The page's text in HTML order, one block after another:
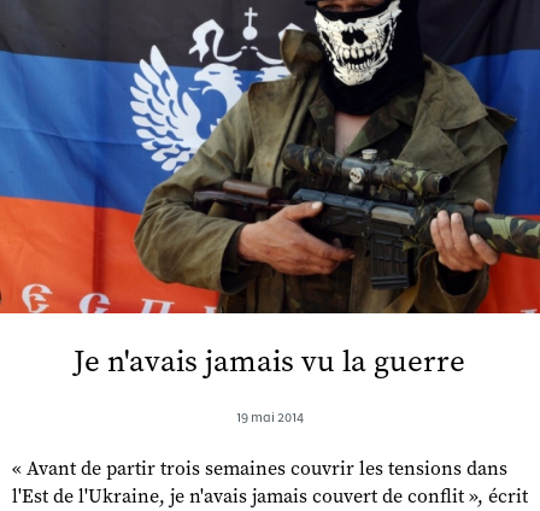
Je n'avais jamais vu la guerre
19 mai 2014
« Avant de partir trois semaines couvrir les tensions dans
l'Est de l'Ukraine, je n'avais jamais couvert de conflit », écrit